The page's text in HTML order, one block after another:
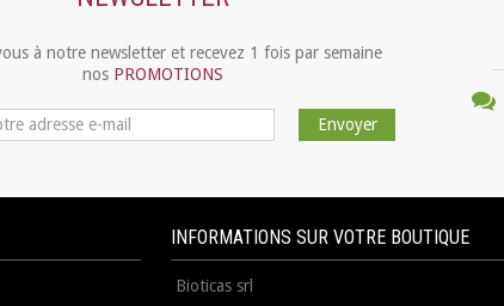
à notre newsletter et recevez 1 fois par semaine
nos PROMOTIONS
Envoyer
INFORMATIONS SUR VOTRE BOUTIQUE
Bioticas srl